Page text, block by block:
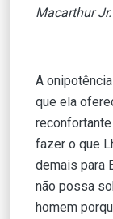
Macarthur Jr.
A
que ela
fazer o que
demais para
não possa
homem